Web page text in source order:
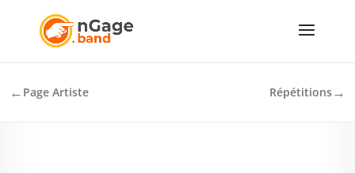
← Page Artiste Répétitions→